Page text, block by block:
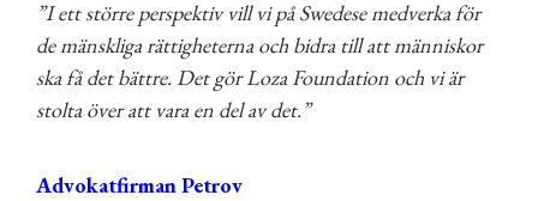
”I ett större perspektiv vill vi på Swedese medverka för
de mänskliga rättigheterna och bidra till att människor
ska få det bättre. Det gör Loza Foundation och vi är
stolta över att vara en del av det.”
Advokatfirman Petrov